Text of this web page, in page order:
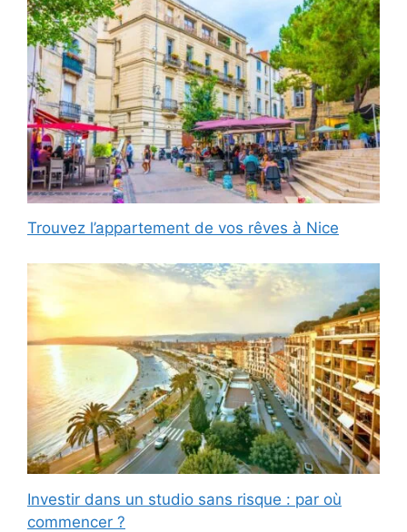
Trouvez l’appartement de vos rêves à Nice
Investir dans un studio sans risque : par où
commencer ?